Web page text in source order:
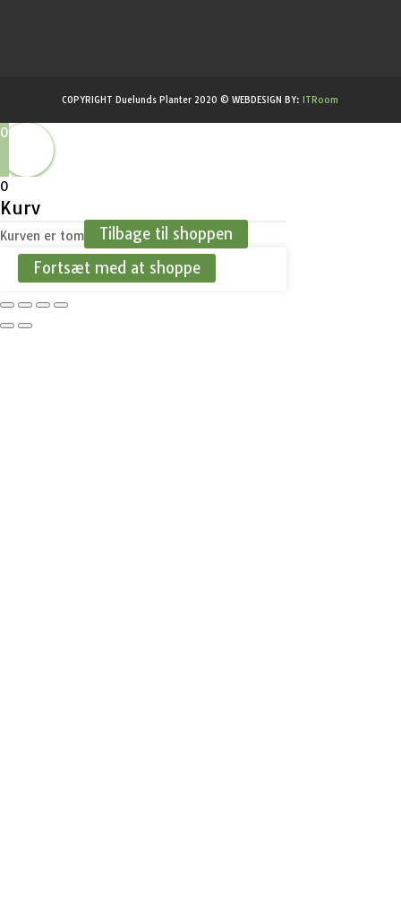
COPYRIGHT Duelunds Planter 2020 © WEBDESIGN BY:ITRoom
0
0
Kurv
Kurven er tom
Tilbage til shoppen
Fortsæt med at shoppe